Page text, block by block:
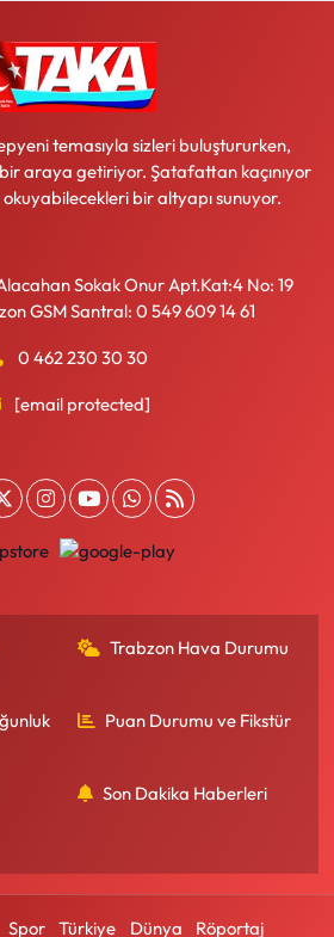
temasıyla sizleri buluştururken,
araya getiriyor. Şatafattan kaçınıyor
bir altyapı sunuyor.
Sokak Onur Apt.Kat:4 No: 19
GSM Santral: 0 549 609 14 61
0 462 230 30 30
[email protected]
Trabzon Hava Durumu
Puan Durumu ve Fikstür
Son Dakika Haberleri
Spor Türkiye Dünya Röportaj